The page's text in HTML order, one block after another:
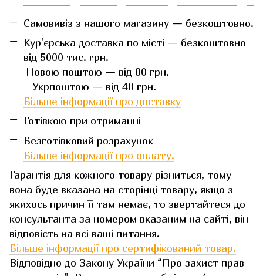
Самовивіз з нашого магазину — безкоштовно.
Кур'єрська доставка по місті — безкоштовно
від 5000 тис. грн.
Новою поштою — від 80 грн.
Укрпоштою — від 40 грн.
Більше інформації про доставку
Готівкою при отриманні
Безготівковий розрахунок
Більше інформації про оплату.
Гарантія для кожного товару різниться, тому
вона буде вказана на сторінці товару, якщо з
якихось причин її там немає, то звертайтеся до
консультанта за номером вказаним на сайті, він
відповість на всі ваші питання.
Більше інформації про сертифікований товар.
Відповідно до Закону України “Про захист прав